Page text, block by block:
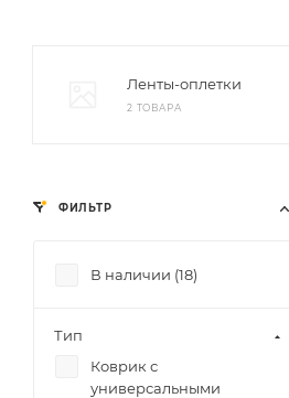
Ленты-оплетки
2 ТОВАРА
ФИЛЬТР
В наличии (18)
Тип
Коврик с
универсальными